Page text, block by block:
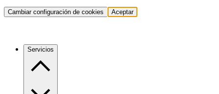
Cambiar configuración de cookies Aceptar
Servicios